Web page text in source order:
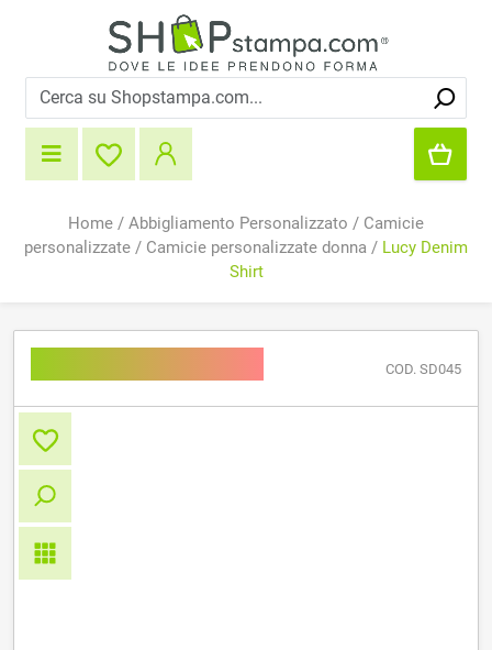
Home / Abbigliamento Personalizzato / Camicie
personalizzate / Camicie personalizzate donna / Lucy Denim
Shirt
COD. SD045